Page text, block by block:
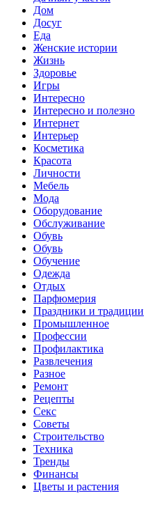
Дом
Досуг
Еда
Женские истории
Жизнь
Здоровье
Игры
Интересно
Интересно и полезно
Интернет
Интерьер
Косметика
Красота
Личности
Мебель
Мода
Оборудование
Обслуживание
Обувь
Обувь
Обучение
Одежда
Отдых
Парфюмерия
Праздники и традиции
Промышленное
Профессии
Профилактика
Развлечения
Разное
Ремонт
Рецепты
Секс
Советы
Строительство
Техника
Тренды
Финансы
Цветы и растения